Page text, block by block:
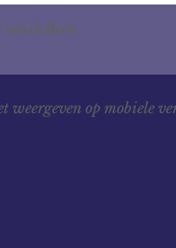
workflow
weergeven op mobiele